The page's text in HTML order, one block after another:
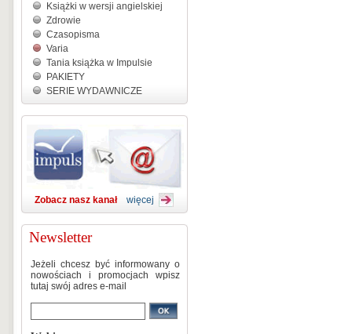
Książki w wersji angielskiej
Zdrowie
Czasopisma
Varia
Tania książka w Impulsie
PAKIETY
SERIE WYDAWNICZE
Zobacz nasz kanał więcej
Newsletter
Jeżeli chcesz być informowany o
nowościach i promocjach wpisz
tutaj swój adres e-mail